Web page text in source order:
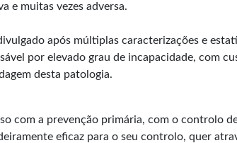
e muitas vezes adversa.
após múltiplas caracterizações e
por elevado grau de incapacidade, com
desta patologia.
com a prevenção primária, com o controlo
eficaz para o seu controlo, quer